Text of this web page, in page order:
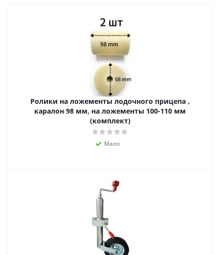
Ролики на ложементы лодочного прицепа ,
каралон 98 мм, на ложементы 100-110 мм
(комплект)
Мало